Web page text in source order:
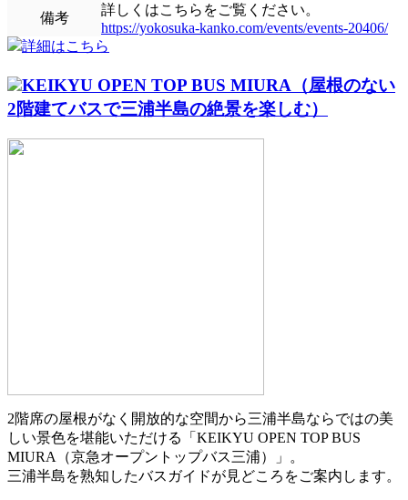
備考
詳しくはこちらをご覧ください。
https://yokosuka-kanko.com/events/events-20406/
詳細はこちら
KEIKYU OPEN TOP BUS MIURA（屋根のない
2階建てバスで三浦半島の絶景を楽しむ）
2階席の屋根がなく開放的な空間から三浦半島ならではの美
しい景色を堪能いただける「KEIKYU OPEN TOP BUS
MIURA（京急オープントップバス三浦）」。
三浦半島を熟知したバスガイドが見どころをご案内します。